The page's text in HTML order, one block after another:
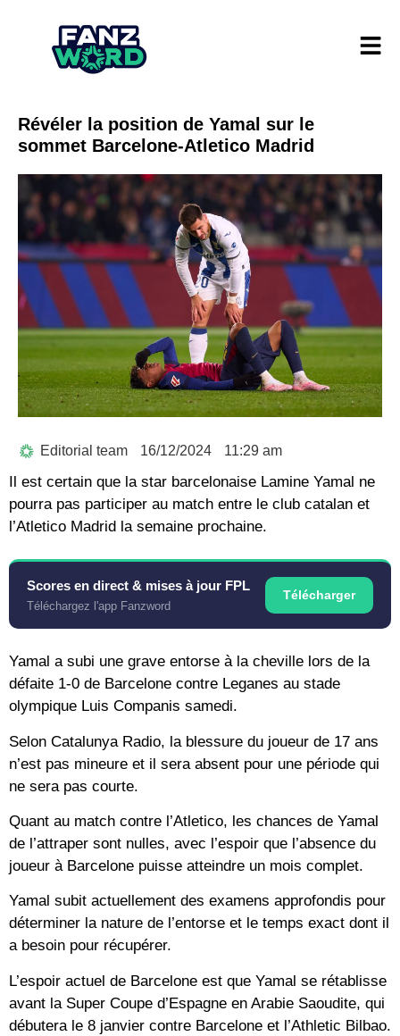
Révéler la position de Yamal sur le
sommet Barcelone-Atletico Madrid
Editorial team 16/12/2024 11:29 am
Il est certain que la star barcelonaise Lamine Yamal ne
pourra pas participer au match entre le club catalan et
l’Atletico Madrid la semaine prochaine.
Scores en direct & mises à jour FPL
Téléchargez l'app Fanzword
Télécharger
Yamal a subi une grave entorse à la cheville lors de la
défaite 1-0 de Barcelone contre Leganes au stade
olympique Luis Companis samedi.
Selon Catalunya Radio, la blessure du joueur de 17 ans
n’est pas mineure et il sera absent pour une période qui
ne sera pas courte.
Quant au match contre l’Atletico, les chances de Yamal
de l’attraper sont nulles, avec l’espoir que l’absence du
joueur à Barcelone puisse atteindre un mois complet.
Yamal subit actuellement des examens approfondis pour
déterminer la nature de l’entorse et le temps exact dont il
a besoin pour récupérer.
L’espoir actuel de Barcelone est que Yamal se rétablisse
avant la Super Coupe d’Espagne en Arabie Saoudite, qui
débutera le 8 janvier contre Barcelone et l’Athletic Bilbao.